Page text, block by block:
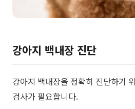
강아지 백내장 진단
강아지 백내장을 정확히 진단하기
검사가 필요합니다.